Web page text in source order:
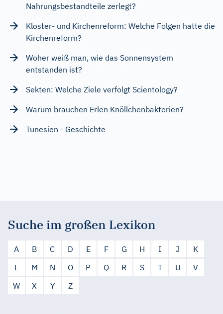
Nahrungsbestandteile zerlegt?
Kloster- und Kirchenreform: Welche Folgen hatte die
Kirchenreform?
Woher weiß man, wie das Sonnensystem
entstanden ist?
Sekten: Welche Ziele verfolgt Scientology?
Warum brauchen Erlen Knöllchenbakterien?
Tunesien - Geschichte
Suche im großen Lexikon
A B C D E F G H I J
K
L
M N O P Q R S T U
V
W
X Y Z